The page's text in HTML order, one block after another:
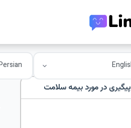
پیگیری در مورد بیمه سلامت